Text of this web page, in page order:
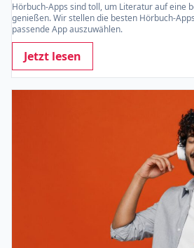
Hörbuch-Apps sind toll, um Literatur auf eine
genießen. Wir stellen die besten Hörbuch-
passende App auszuwählen.
Jetzt lesen